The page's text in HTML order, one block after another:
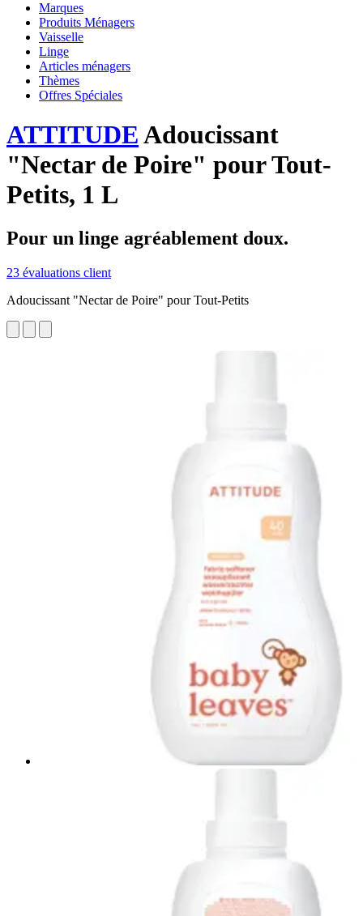
Marques
Produits Ménagers
Vaisselle
Linge
Articles ménagers
Thèmes
Offres Spéciales
ATTITUDEAdoucissant
"Nectar de Poire" pour Tout-
Petits, 1 L
Pour un linge agréablement doux.
23 évaluations client
Adoucissant "Nectar de Poire" pour Tout-Petits